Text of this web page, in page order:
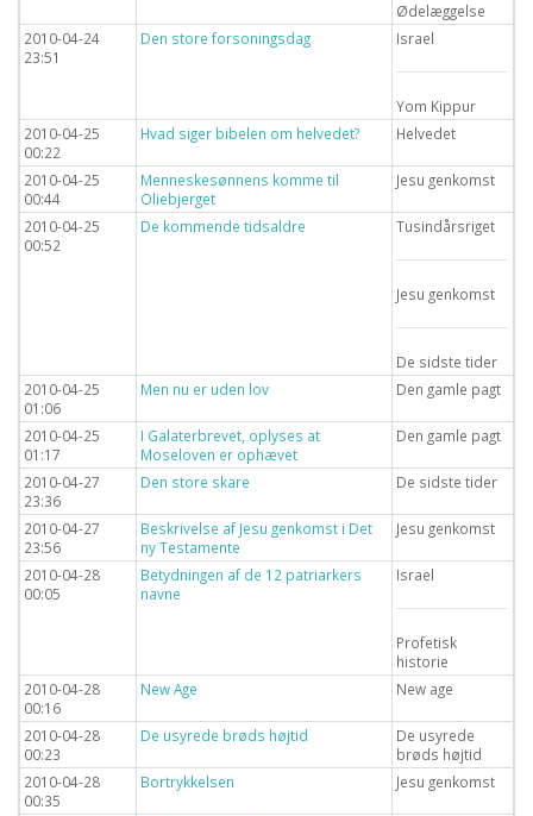
Ødelæggelse
2010-04-24
23:51
Den store forsoningsdag Israel
Yom Kippur
2010-04-25
00:22
Hvad siger bibelen om helvedet? Helvedet
2010-04-25
00:44
Menneskesønnens komme til
Oliebjerget
Jesu genkomst
2010-04-25
00:52
De kommende tidsaldre Tusindårsriget
Jesu genkomst
De sidste tider
2010-04-25
01:06
Men nu er uden lov Den gamle pagt
2010-04-25
01:17
I Galaterbrevet, oplyses at
Moseloven er ophævet
Den gamle pagt
2010-04-27
23:36
Den store skare De sidste tider
2010-04-27
23:56
Beskrivelse af Jesu genkomst i Det
ny Testamente
Jesu genkomst
2010-04-28
00:05
Betydningen af de 12 patriarkers
navne
Israel
Profetisk
historie
2010-04-28
00:16
New Age New age
2010-04-28
00:23
De usyrede brøds højtid
De usyrede
brøds højtid
2010-04-28
00:35
Bortrykkelsen Jesu genkomst